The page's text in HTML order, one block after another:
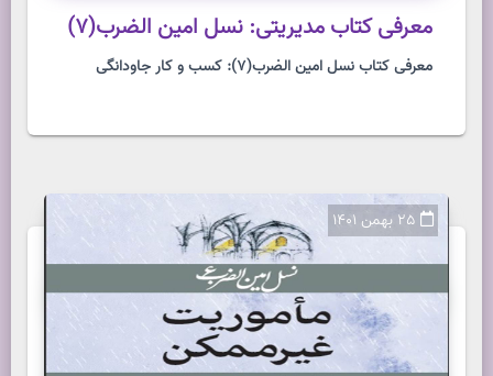
معرفی کتاب مدیریتی: نسل امین الضرب(7)
معرفی کتاب نسل امین الضرب(7): کسب و کار جاودانگی